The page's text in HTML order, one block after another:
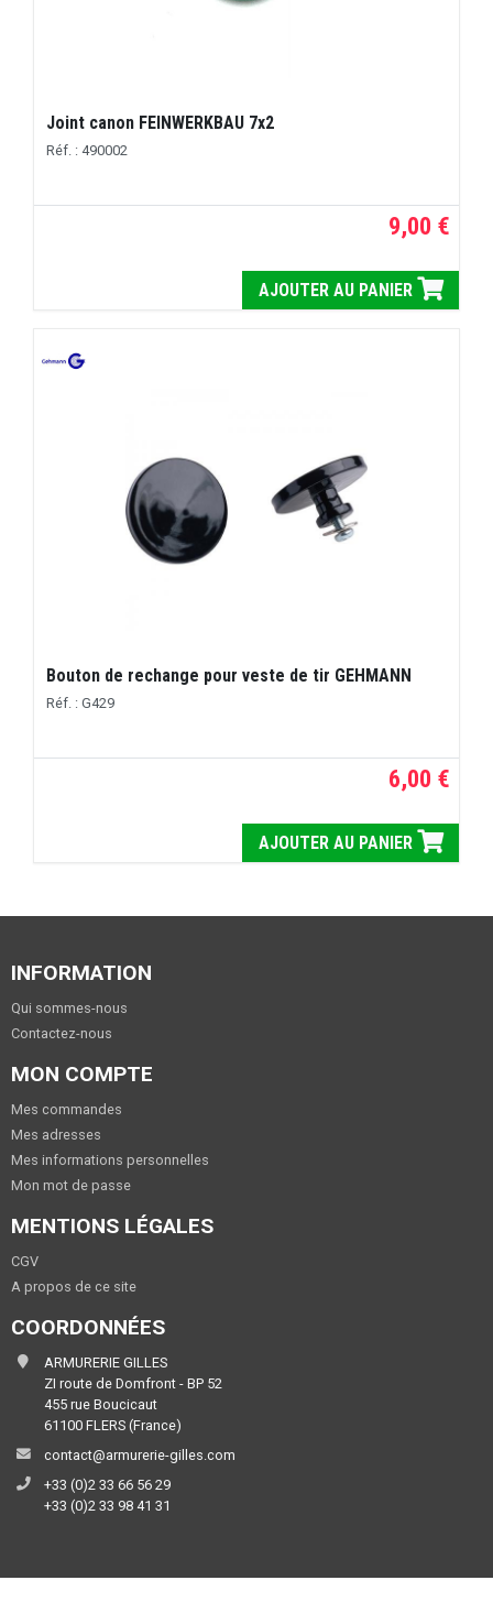
Joint canon FEINWERKBAU 7x2
Réf. : 490002
9,00 €
AJOUTER AU PANIER
Bouton de rechange pour veste de tir GEHMANN
Réf. : G429
6,00 €
AJOUTER AU PANIER
INFORMATION
Qui sommes-nous
Contactez-nous
MON COMPTE
Mes commandes
Mes adresses
Mes informations personnelles
Mon mot de passe
MENTIONS LÉGALES
CGV
A propos de ce site
COORDONNÉES
ARMURERIE GILLES
ZI route de Domfront - BP 52
455 rue Boucicaut
61100 FLERS (France)
contact@armurerie-gilles.com
+33 (0)2 33 66 56 29
+33 (0)2 33 98 41 31